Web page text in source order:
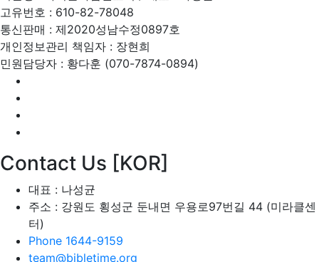
고유번호 : 610-82-78048
통신판매 : 제2020성남수정0897호
개인정보관리 책임자 : 장현희
민원담당자 : 황다훈 (070-7874-0894)
Contact Us [KOR]
대표 : 나성균
주소 : 강원도 횡성군 둔내면 우용로97번길 44 (미라클센
터)
Phone 1644-9159
team@bibletime.org